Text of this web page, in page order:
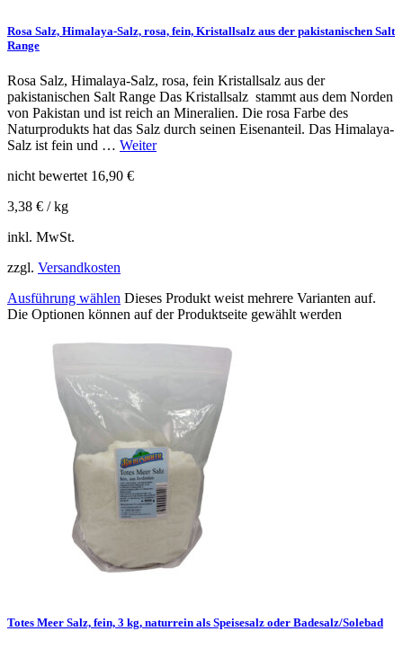
Rosa Salz, Himalaya-Salz, rosa, fein, Kristallsalz aus der pakistanischen Salt
Range
Rosa Salz, Himalaya-Salz, rosa, fein Kristallsalz aus der
pakistanischen Salt Range Das Kristallsalz stammt aus dem Norden
von Pakistan und ist reich an Mineralien. Die rosa Farbe des
Naturprodukts hat das Salz durch seinen Eisenanteil. Das Himalaya-
Salz ist fein und … Weiter
nicht bewertet 16,90 €
3,38 € /kg
inkl. MwSt.
zzgl. Versandkosten
Ausführung wählen Dieses Produkt weist mehrere Varianten auf.
Die Optionen können auf der Produktseite gewählt werden
Totes Meer Salz, fein, 3 kg, naturrein als Speisesalz oder Badesalz/Solebad